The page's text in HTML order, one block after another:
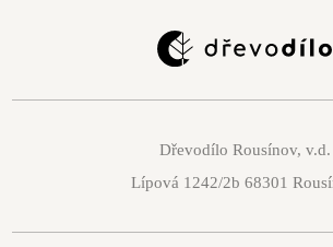
Dřevodílo Rousínov, v.d.
Lípová 1242/2b 68301